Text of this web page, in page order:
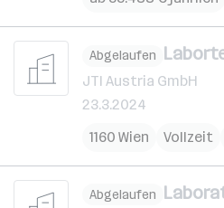
Abgelaufen
JTI Austria GmbH
23.3.2024
1160 Wien
Vollzeit
Abgelaufen